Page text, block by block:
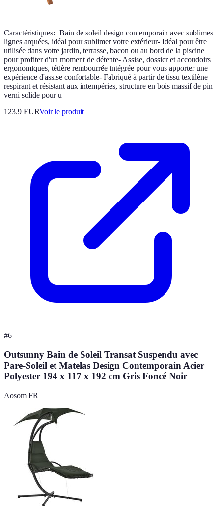
Caractéristiques:- Bain de soleil design contemporain avec sublimes
lignes arquées, idéal pour sublimer votre extérieur- Idéal pour être
utilisée dans votre jardin, terrasse, bacon ou au bord de la piscine
pour profiter d'un moment de détente- Assise, dossier et accoudoirs
ergonomiques, tétière rembourrée intégrée pour vous apporter une
expérience d'assise confortable- Fabriqué à partir de tissu textilène
respirant et résistant aux intempéries, structure en bois massif de pin
verni solide pour u
123.9 EURVoir le produit
#6
Outsunny Bain de Soleil Transat Suspendu avec
Pare-Soleil et Matelas Design Contemporain Acier
Polyester 194 x 117 x 192 cm Gris Foncé Noir
Aosom FR